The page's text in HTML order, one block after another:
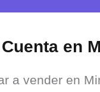
en
a vender en